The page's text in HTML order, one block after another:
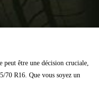
peut être une décision cruciale,
70 R16. Que vous soyez un